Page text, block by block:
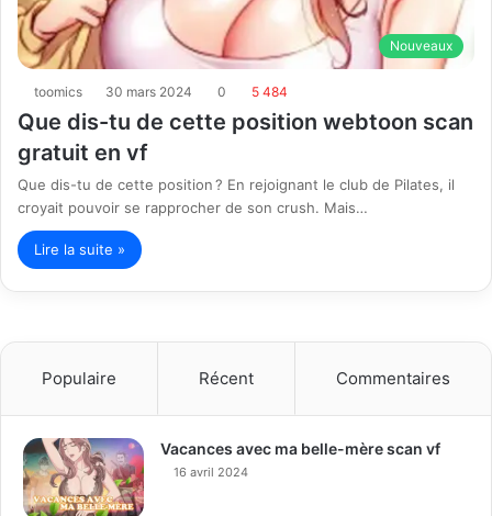
Nouveaux
toomics 30 mars 2024 0 5 484
Que dis-tu de cette position webtoon scan
gratuit en vf
Que dis-tu de cette position ? En rejoignant le club de Pilates, il
croyait pouvoir se rapprocher de son crush. Mais…
Lire la suite »
Populaire Récent Commentaires
Vacances avec ma belle-mère scan vf
16 avril 2024